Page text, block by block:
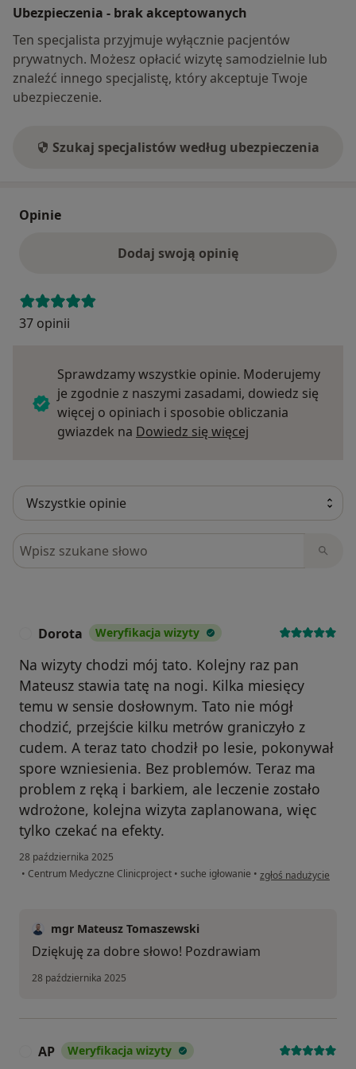
Ubezpieczenia - brak akceptowanych
Ten specjalista przyjmuje wyłącznie pacjentów
prywatnych. Możesz opłacić wizytę samodzielnie lub
znaleźć innego specjalistę, który akceptuje Twoje
ubezpieczenie.
Szukaj specjalistów według ubezpieczenia
Opinie
Dodaj swoją opinię
37 opinii
Sprawdzamy wszystkie opinie. Moderujemy
je zgodnie z naszymi zasadami, dowiedz się
więcej o opiniach i sposobie obliczania
gwiazdek na Dowiedz się więcej
Szukaj w opiniach
Dorota Weryfikacja wizyty
Na wizyty chodzi mój tato. Kolejny raz pan
Mateusz stawia tatę na nogi. Kilka miesięcy
temu w sensie dosłownym. Tato nie mógł
chodzić, przejście kilku metrów graniczyło z
cudem. A teraz tato chodził po lesie, pokonywał
spore wzniesienia. Bez problemów. Teraz ma
problem z ręką i barkiem, ale leczenie zostało
wdrożone, kolejna wizyta zaplanowana, więc
tylko czekać na efekty.
28 października 2025
• Centrum Medyczne Clinicproject • suche igłowanie • w opinii użytkownika
zgłoś nadużycie
mgr Mateusz Tomaszewski
Dziękuję za dobre słowo! Pozdrawiam
28 października 2025
AP Weryfikacja wizyty